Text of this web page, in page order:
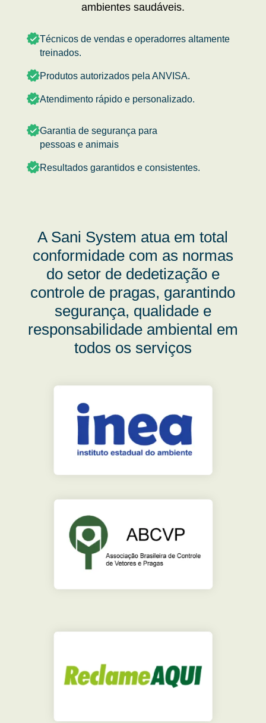
ambientes saudáveis.
Técnicos de vendas e operadorres altamente
treinados.
Produtos autorizados pela ANVISA.
Atendimento rápido e personalizado.
Garantia de segurança para
pessoas e animais
Resultados garantidos e consistentes.
A Sani System atua em total
conformidade com as normas
do setor de dedetização e
controle de pragas, garantindo
segurança, qualidade e
responsabilidade ambiental em
todos os serviços